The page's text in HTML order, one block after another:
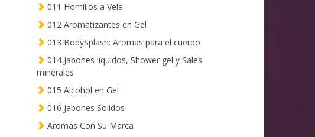
011 Hornillos a Vela
012 Aromatizantes en Gel
013 BodySplash: Aromas para el cuerpo
014 Jabones liquidos, Shower gel y Sales
minerales
015 Alcohol en Gel
016 Jabones Solidos
Aromas Con Su Marca